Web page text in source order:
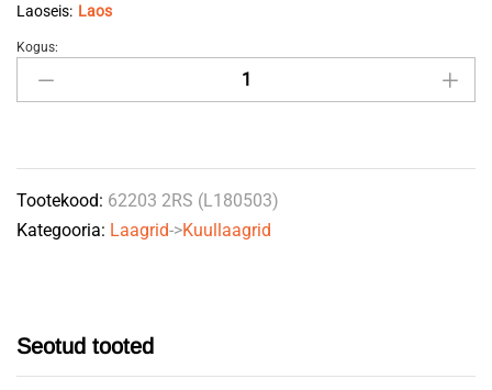
Laoseis: Laos
Laager
180503
17x40x16
quantity
Kogus:
Tootekood: 62203 2RS (L180503)
Kategooria: Laagrid->Kuullaagrid
Seotud tooted